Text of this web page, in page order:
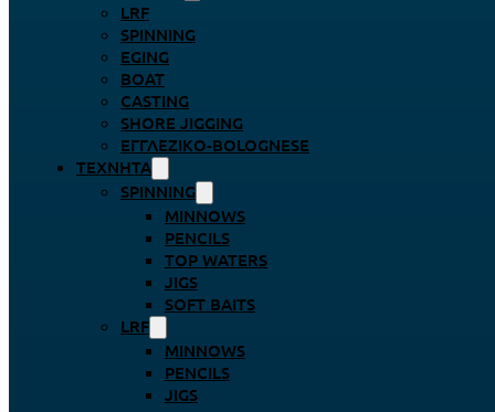
LRF
SPINNING
EGING
BOAT
CASTING
SHORE JIGGING
ΕΓΓΛΈΖΙΚΟ-BOLOGNESE
ΤΕΧΝΗΤΆ
SPINNING
MINNOWS
PENCILS
TOP WATERS
JIGS
SOFT BAITS
LRF
MINNOWS
PENCILS
JIGS